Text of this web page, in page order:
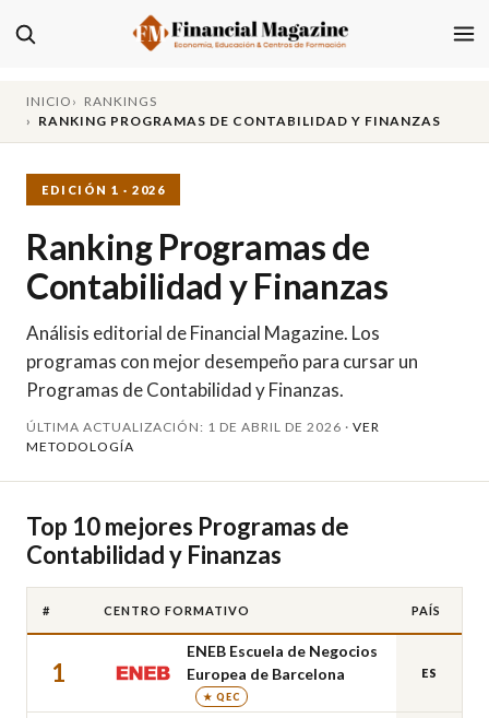
INICIO
RANKINGS
RANKING PROGRAMAS DE CONTABILIDAD Y FINANZAS
EDICIÓN 1 · 2026
Ranking Programas de
Contabilidad y Finanzas
Análisis editorial de Financial Magazine. Los
programas con mejor desempeño para cursar un
Programas de Contabilidad y Finanzas.
ÚLTIMA ACTUALIZACIÓN: 1 DE ABRIL DE 2026 · VER
METODOLOGÍA
Top 10 mejores Programas de
Contabilidad y Finanzas
# CENTRO FORMATIVO PAÍS
1
ENEB Escuela de Negocios
Europea de Barcelona
★ QEC
ES